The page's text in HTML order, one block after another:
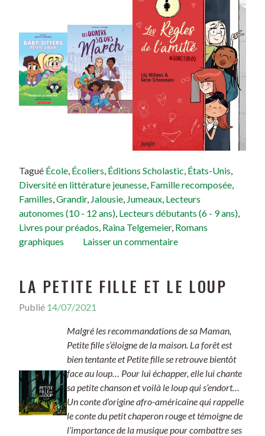
Tagué École, Écoliers, Éditions Scholastic, États-Unis,
Diversité en littérature jeunesse, Famille recomposée,
Familles,Grandir, Jalousie, Jumeaux, Lecteurs
autonomes (10 - 12 ans), Lecteurs débutants (6 - 9 ans),
Livres pour préados, Raina Telgemeier, Romans
graphiques
Laisser un commentaire
LA PETITE FILLE ET LE LOUP
Publié 14/07/2021
Malgré les recommandations de sa Maman,
Petite fille s’éloigne de la maison. La forêt est
bien tentante et Petite fille se retrouve bientôt
face au loup… Pour lui échapper, elle lui chante
sa petite chanson et voilà le loup qui s’endort…
Un conte d’origine afro-américaine qui rappelle
le conte du petit chaperon rouge et témoigne de
l’importance de la musique pour combattre ses